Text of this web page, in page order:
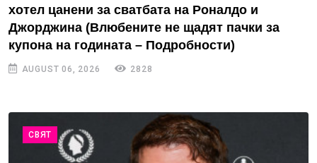
хотел цанени за сватбата на Роналдо и
Джорджина (Влюбените не щадят пачки за
купона на годината – Подробности)
AUGUST 06, 2026 2828
СВЯТ